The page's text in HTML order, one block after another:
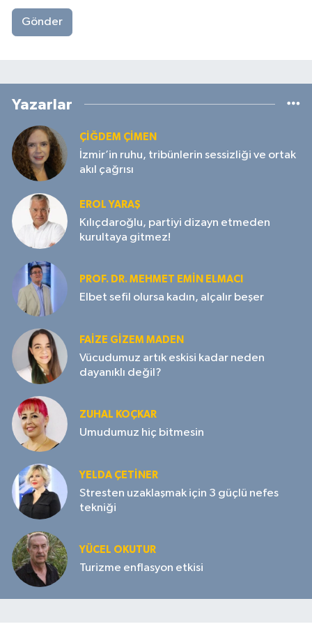
Gönder
Yazarlar
ÇIĞDEM ÇIMEN
İzmir’in ruhu, tribünlerin sessizliği ve ortak
akıl çağrısı
EROL YARAŞ
Kılıçdaroğlu, partiyi dizayn etmeden
kurultaya gitmez!
PROF. DR. MEHMET EMIN ELMACI
Elbet sefil olursa kadın, alçalır beşer
FAIZE GIZEM MADEN
Vücudumuz artık eskisi kadar neden
dayanıklı değil?
ZUHAL KOÇKAR
Umudumuz hiç bitmesin
YELDA ÇETİNER
Stresten uzaklaşmak için 3 güçlü nefes
tekniği
YÜCEL OKUTUR
Turizme enflasyon etkisi